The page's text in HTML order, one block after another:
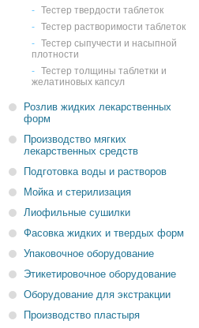
Тестер твердости таблеток
Тестер растворимости таблеток
Тестер сыпучести и насыпной
плотности
Тестер толщины таблетки и
желатиновых капсул
Розлив жидких лекарственных
форм
Производство мягких
лекарственных средств
Подготовка воды и растворов
Мойка и стерилизация
Лиофильные сушилки
Фасовка жидких и твердых форм
Упаковочное оборудование
Этикетировочное оборудование
Оборудование для экстракции
Производство пластыря